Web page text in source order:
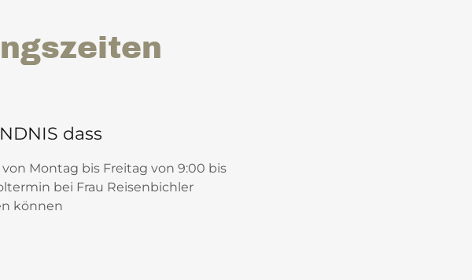
dass
Montag bis Freitag von 9:00 bis
bei Frau Reisenbichler
können